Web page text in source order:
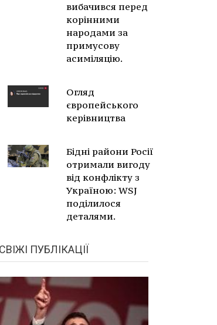
вибачився перед
корінними
народами за
примусову
асиміляцію.
Огляд
європейського
керівництва
Бідні райони Росії
отримали вигоду
від конфлікту з
Україною: WSJ
поділилося
деталями.
СВІЖІ ПУБЛІКАЦІЇ